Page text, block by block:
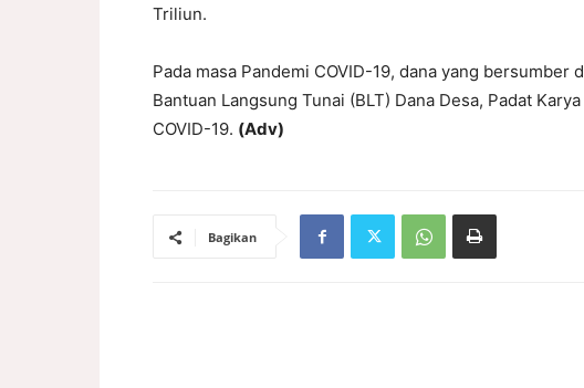
Triliun.
Pada masa Pandemi COVID-19, dana yang
Bantuan Langsung Tunai (BLT) Dana Desa, Padat
COVID-19. (Adv)
Bagikan